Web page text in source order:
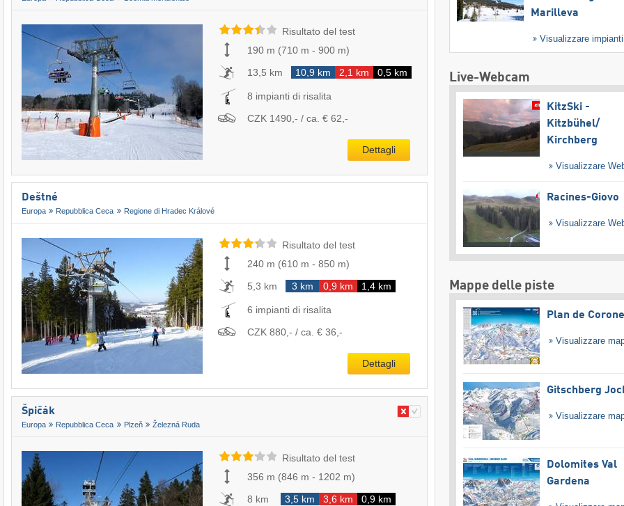
Risultato del test
190 m (710 m - 900 m)
13,5 km
10,9 km 2,1 km 0,5 km
8 impianti di risalita
CZK 1490,- / ca. € 62,-
Dettagli
Deštné
Europa Repubblica Ceca Regione di Hradec Králové
Risultato del test
240 m (610 m - 850 m)
5,3 km
3 km 0,9 km 1,4 km
6 impianti di risalita
CZK 880,- / ca. € 36,-
Dettagli
Špičák
Europa Repubblica Ceca Plzeň Železná Ruda
Risultato del test
356 m (846 m - 1202 m)
8 km
3,5 km 3,6 km 0,9 km
Marilleva
Visualizzare
Live-Webcam
KitzSki -
Kitzbühel/​
Kirchberg
Visualizzare
Racines-Giovo
Visualizzare
Mappe delle piste
Plan de
Visualizzare
Gitschberg
Visualizzare
Dolomites Val
Gardena